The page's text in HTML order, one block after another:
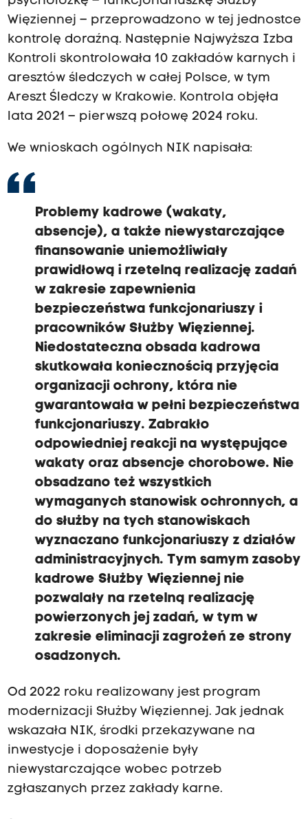
Więziennej – przeprowadzono w tej jednostce
kontrolę doraźną. Następnie Najwyższa Izba
Kontroli skontrolowała 10 zakładów karnych i
aresztów śledczych w całej Polsce, w tym
Areszt Śledczy w Krakowie. Kontrola objęła
lata 2021 – pierwszą połowę 2024 roku.
We wnioskach ogólnych NIK napisała:
Problemy kadrowe (wakaty,
absencje), a także niewystarczające
finansowanie uniemożliwiały
prawidłową i rzetelną realizację zadań
w zakresie zapewnienia
bezpieczeństwa funkcjonariuszy i
pracowników Służby Więziennej.
Niedostateczna obsada kadrowa
skutkowała koniecznością przyjęcia
organizacji ochrony, która nie
gwarantowała w pełni bezpieczeństwa
funkcjonariuszy. Zabrakło
odpowiedniej reakcji na występujące
wakaty oraz absencje chorobowe. Nie
obsadzano też wszystkich
wymaganych stanowisk ochronnych, a
do służby na tych stanowiskach
wyznaczano funkcjonariuszy z działów
administracyjnych. Tym samym zasoby
kadrowe Służby Więziennej nie
pozwalały na rzetelną realizację
powierzonych jej zadań, w tym w
zakresie eliminacji zagrożeń ze strony
osadzonych.
Od 2022 roku realizowany jest program
modernizacji Służby Więziennej. Jak jednak
wskazała NIK, środki przekazywane na
inwestycje i doposażenie były
niewystarczające wobec potrzeb
zgłaszanych przez zakłady karne.